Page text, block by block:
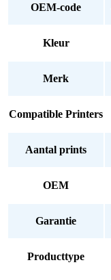
OEM-code
Kleur
Merk
Compatible Printers
Aantal prints
OEM
Garantie
Producttype